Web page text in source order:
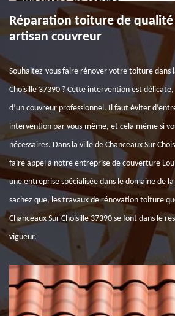
Réparation toiture de qualité
artisan couvreur
Souhaitez-vous faire rénover votre toiture dans
Choisille 37390 ? Cette intervention est
d’un couvreur professionnel. Il faut éviter
intervention par vous-même, et cela même si
nécessaires. Dans la ville de Chanceaux Sur
faire appel à notre entreprise de couverture
une entreprise spécialisée dans le domaine de
sachez que, les travaux de rénovation toiture
Chanceaux Sur Choisille 37390 se font dans le
vigueur.